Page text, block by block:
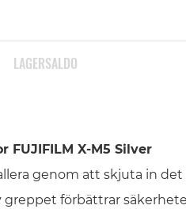
FUJIFILM X-M5 Silver
genom att skjuta in det
förbättrar
LAGERSALDO